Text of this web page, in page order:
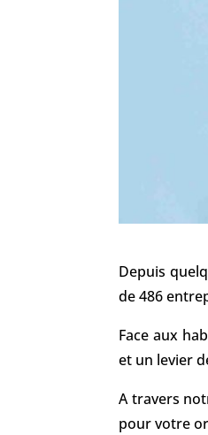
Depuis
de 486
Face aux
et un levier
A travers
pour votre